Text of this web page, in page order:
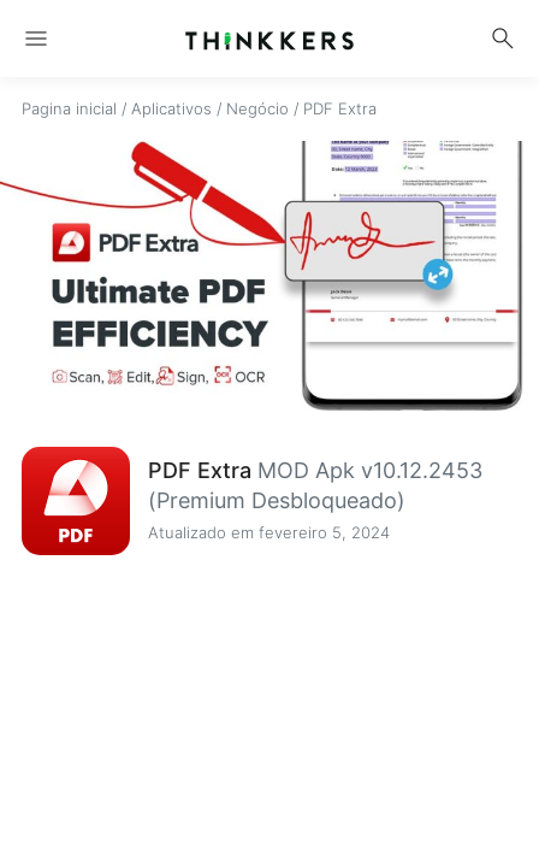
menu search
Pagina inicial / Aplicativos / Negócio / PDF Extra
PDF Extra MOD Apk v10.12.2453
(Premium Desbloqueado)
Atualizado em fevereiro 5, 2024